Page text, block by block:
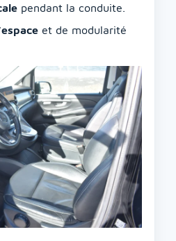
pendant la conduite.
et de modularité